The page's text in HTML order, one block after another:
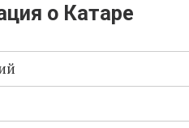
о Катаре